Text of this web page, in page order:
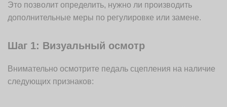
Это позволит определить, нужно ли производить
дополнительные меры по регулировке или замене.
Шаг 1: Визуальный осмотр
Внимательно осмотрите педаль сцепления на наличие
следующих признаков: